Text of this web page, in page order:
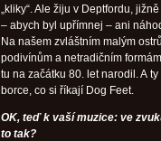
„kliky“. Ale žiju v Deptfordu,
– abych byl upřímnej – ani
Na našem zvláštním malým
podivínům a netradičním
tu na začátku 80. let narodil. A
borce, co si říkají Dog Feet.
OK, teď k vaší muzice: ve
to tak?